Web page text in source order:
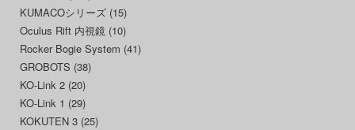
KUMACOシリーズ (15)
Oculus Rift 内視鏡 (10)
Rocker Bogie System (41)
GROBOTS (38)
KO-Link 2 (20)
KO-Link 1 (29)
KOKUTEN 3 (25)